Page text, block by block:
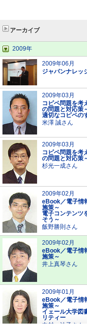
アーカイブ
2009年
2009年06月
ジャパンナレッ
2009年03月
コピペ問題を考
の問題と対応策
適切なコピペの
米澤 誠さん
2009年03月
コピペ問題を考
の問題と対応策
杉光一成さん
2009年02月
eBook／電子情
施策～
電子コンテンツ
そう～
飯野勝則さん
2009年02月
eBook／電子情
施策～
井上真琴さん
2009年01月
eBook／電子情
施策～
イェール大学図
リティー
中村 治子さん